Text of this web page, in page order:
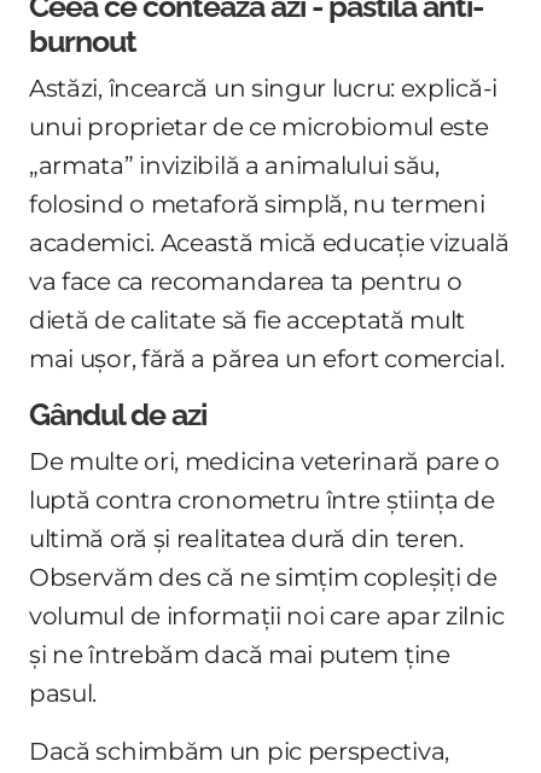
burnout
Astăzi, încearcă un singur lucru: explică-i
unui proprietar de ce microbiomul este
„armata” invizibilă a animalului său,
folosind o metaforă simplă, nu termeni
academici. Această mică educație vizuală
va face ca recomandarea ta pentru o
dietă de calitate să fie acceptată mult
mai ușor, fără a părea un efort comercial.
Gândul de azi
De multe ori, medicina veterinară pare o
luptă contra cronometru între știința de
ultimă oră și realitatea dură din teren.
Observăm des că ne simțim copleșiți de
volumul de informații noi care apar zilnic
și ne întrebăm dacă mai putem ține
pasul.
Dacă schimbăm un pic perspectiva,